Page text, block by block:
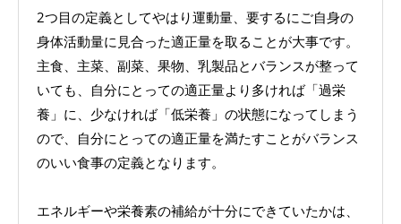
2つ目の定義としてやはり運動量、要するにご自身の
身体活動量に見合った適正量を取ることが大事です。
主食、主菜、副菜、果物、乳製品とバランスが整って
いても、自分にとっての適正量より多ければ「過栄
養」に、少なければ「低栄養」の状態になってしまう
ので、自分にとっての適正量を満たすことがバランス
のいい食事の定義となります。
エネルギーや栄養素の補給が十分にできていたかは、